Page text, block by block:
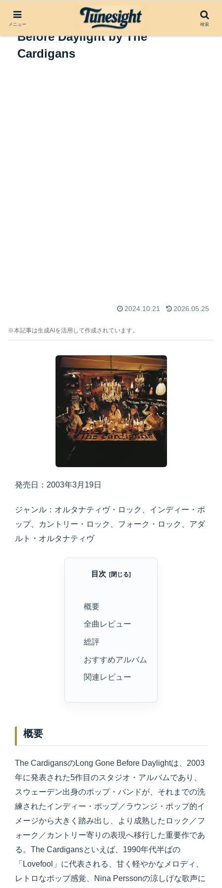
アルバムレビュー：Long Gone
Before Daylight by The
Cardigans
2024.10.21 2026.05.25
※本記事は生成AIを活用して作成されています。
発売日：2003年3月19日
ジャンル：オルタナティヴ・ロック、インディー・ポ
ップ、カントリー・ロック、フォーク・ロック、アダ
ルト・オルタナティヴ
目次
概要
全曲レビュー
総評
おすすめアルバム
関連レビュー
概要
The CardigansのLong Gone Before Daylightは、2003
年に発表された5作目のスタジオ・アルバムであり、
スウェーデン出身のポップ・バンドが、それまでの洗
練されたインディー・ポップ／ラウンジ・ポップ的イ
メージから大きく踏み出し、より成熟したロック／フ
ォーク／カントリー寄りの表現へ移行した重要作であ
る。The Cardigansといえば、1990年代半ばの
「Lovefool」に代表される、甘く軽やかなメロディ、
レトロなポップ感覚、Nina Perssonの涼しげな歌声に
メニュー 検索